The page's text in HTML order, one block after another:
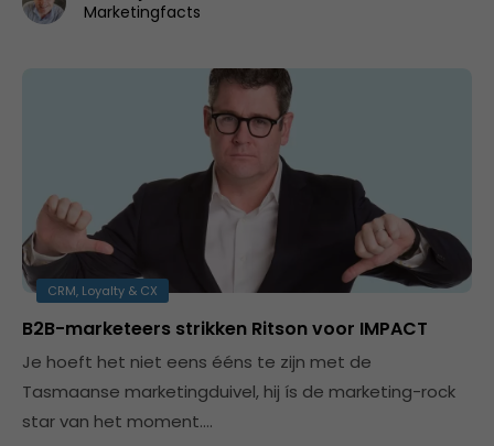
Marketingfacts
CRM, Loyalty & CX
B2B-marketeers strikken Ritson voor IMPACT
Je hoeft het niet eens ééns te zijn met de
Tasmaanse marketingduivel, hij ís de marketing-rock
star van het moment.…